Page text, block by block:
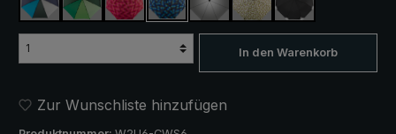
blau / grün / grau
hellgrün / dunkelgrünrosa / rot kariert
blau / grün kariert
silber, UV-Schutz 50+
camouflageschwarz, mit
In den Warenkorb
Zur Wunschliste hinzufügen